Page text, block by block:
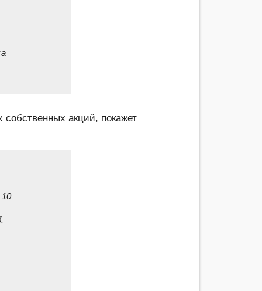
собственных акций, покажет